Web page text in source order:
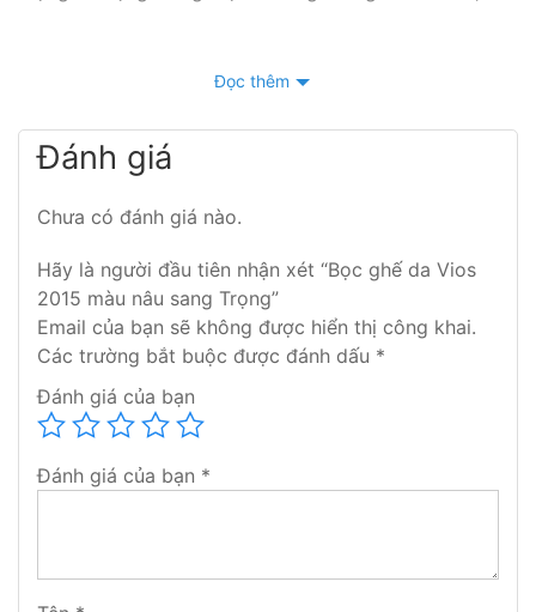
Đọc thêm
Đánh giá
Chưa có đánh giá nào.
Hãy là người đầu tiên nhận xét “Bọc ghế da Vios
2015 màu nâu sang Trọng”
Email của bạn sẽ không được hiển thị công khai.
Các trường bắt buộc được đánh dấu *
Đánh giá của bạn
Đánh giá của bạn *